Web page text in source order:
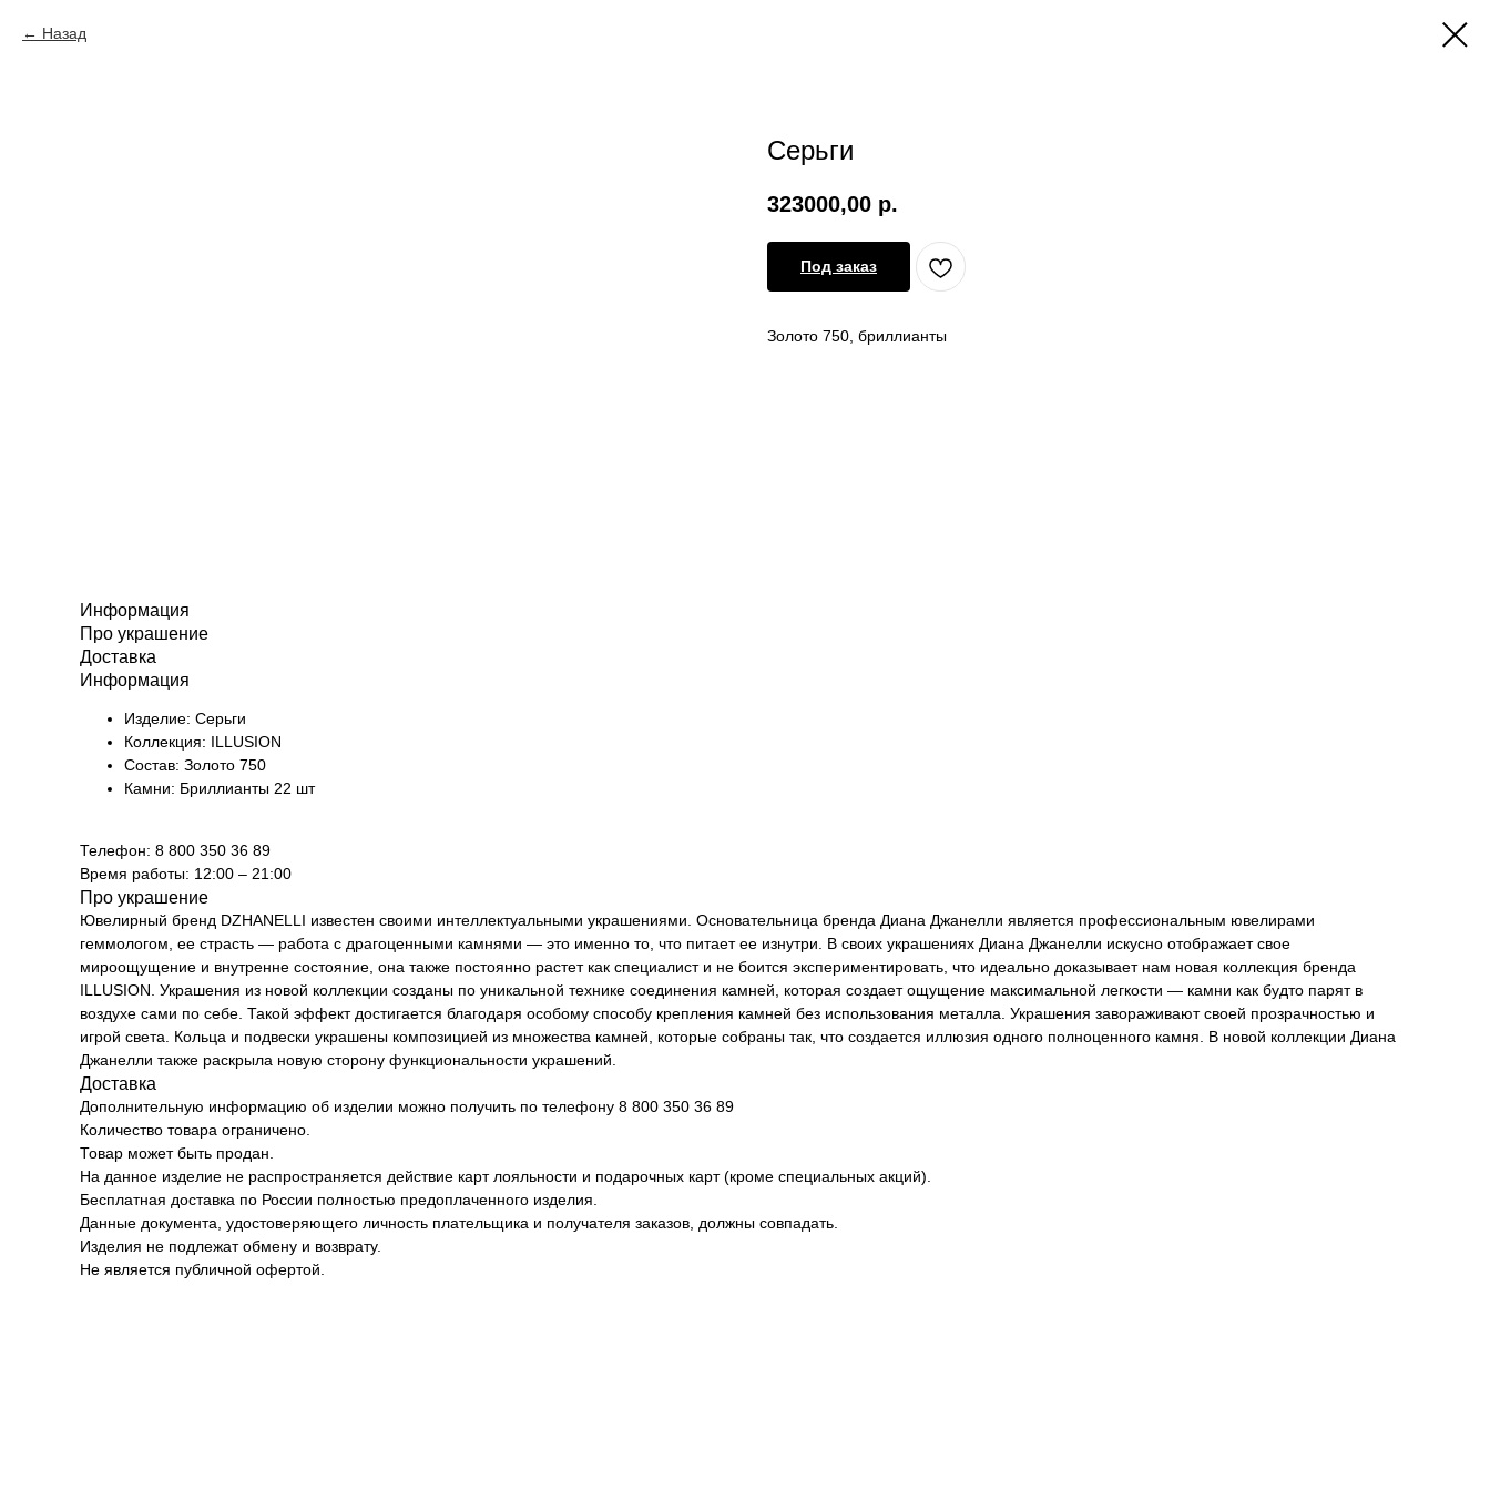
Назад
Серьги
323000,00 р.
Под заказ
Золото 750, бриллианты
Информация
Про украшение
Доставка
Информация
Изделие: Серьги
Коллекция: ILLUSION
Состав: Золото 750
Камни: Бриллианты 22 шт
Телефон: 8 800 350 36 89
Время работы: 12:00 – 21:00
Про украшение
Ювелирный бренд DZHANELLI известен своими интеллектуальными украшениями. Основательница бренда Диана Джанелли является профессиональным ювелирами
геммологом, ее страсть — работа с драгоценными камнями — это именно то, что питает ее изнутри. В своих украшениях Диана Джанелли искусно отображает свое
мироощущение и внутренне состояние, она также постоянно растет как специалист и не боится экспериментировать, что идеально доказывает нам новая коллекция бренда
ILLUSION. Украшения из новой коллекции созданы по уникальной технике соединения камней, которая создает ощущение максимальной легкости — камни как будто парят в
воздухе сами по себе. Такой эффект достигается благодаря особому способу крепления камней без использования металла. Украшения завораживают своей прозрачностью и
игрой света. Кольца и подвески украшены композицией из множества камней, которые собраны так, что создается иллюзия одного полноценного камня. В новой коллекции Диана
Джанелли также раскрыла новую сторону функциональности украшений.
Доставка
Дополнительную информацию об изделии можно получить по телефону 8 800 350 36 89
Количество товара ограничено.
Товар может быть продан.
На данное изделие не распространяется действие карт лояльности и подарочных карт (кроме специальных акций).
Бесплатная доставка по России полностью предоплаченного изделия.
Данные документа, удостоверяющего личность плательщика и получателя заказов, должны совпадать.
Изделия не подлежат обмену и возврату.
Не является публичной офертой.